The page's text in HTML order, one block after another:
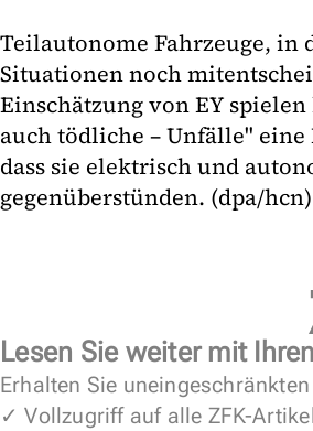
Teilautonome Fahrzeuge, in
Situationen noch
Einschätzung von EY
auch tödliche – Unfälle"
dass sie elektrisch und
gegenüberstünden. (dpa/hcn)
Lesen Sie weiter mit
Erhalten Sie
✓ Vollzugriff auf alle ZFK-